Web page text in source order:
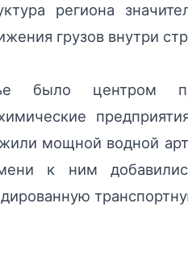
региона
грузов внутри
было центром
мощной водной
к ним